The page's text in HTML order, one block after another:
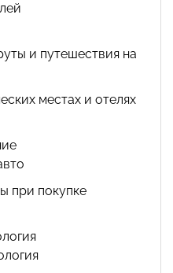
и путешествия на
местах и отелях
при покупке